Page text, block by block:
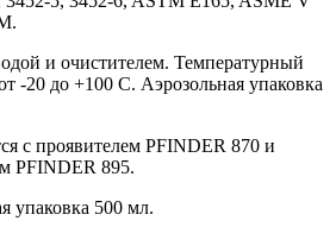
и очистителем. Температурный
-20 до +100 C. Аэрозольная упаковка
с проявителем PFINDER 870 и
PFINDER 895.
упаковка 500 мл.